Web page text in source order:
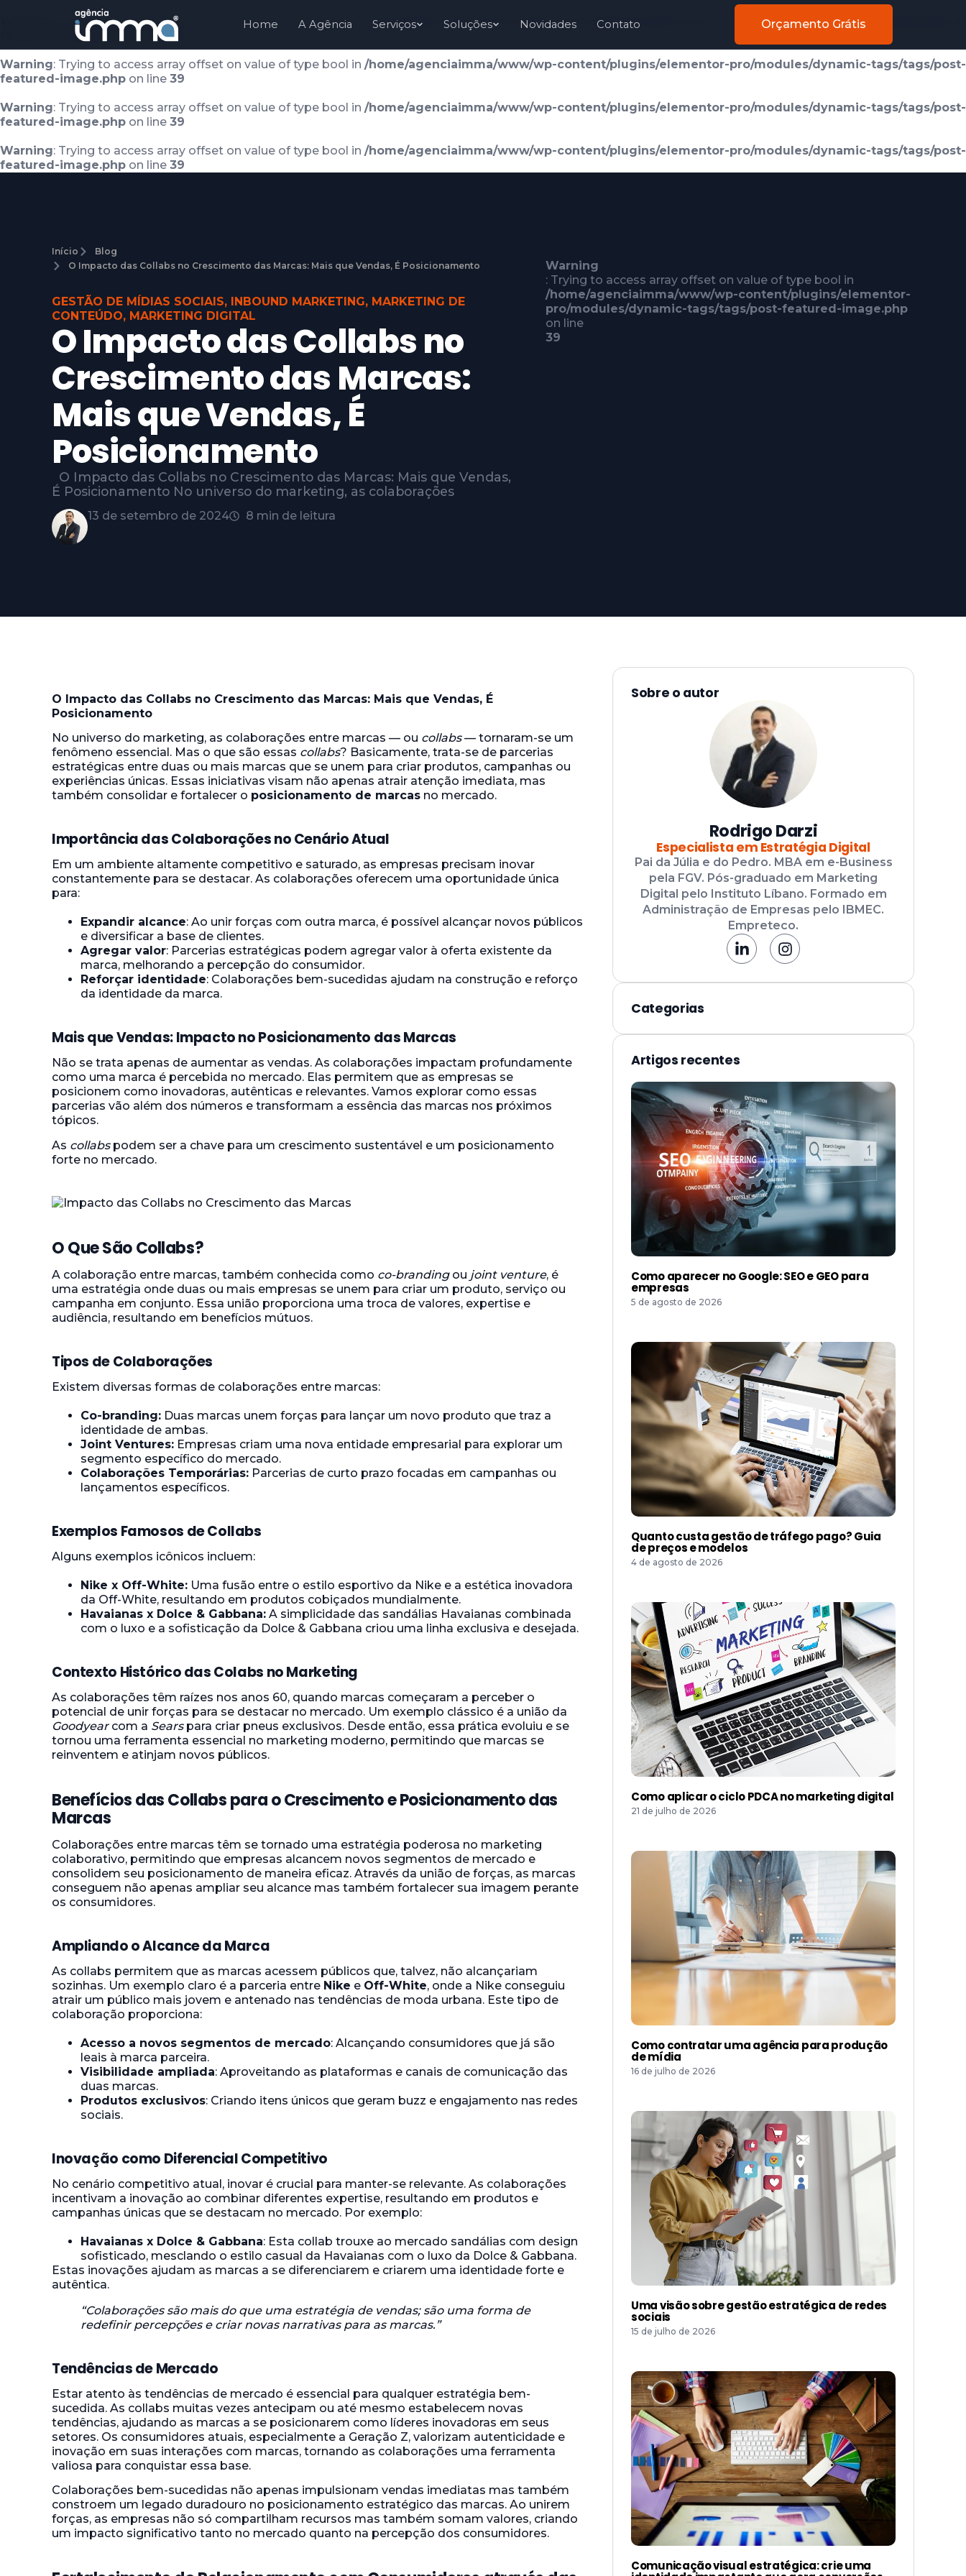
: Trying to access array offset on value of type bool in
/home/agenciaimma/www/wp-content/plugins/elementor-pro/modules/dynamic-tags/tags/post-
featured-image.php
on line39
Warning: Trying to access array offset on value of type bool in /home/agenciaimma/www/wp-content/plugins/elementor-pro/modules/dynamic-tags/tags/post-
featured-image.php on line 39
Warning: Trying to access array offset on value of type bool in /home/agenciaimma/www/wp-content/plugins/elementor-pro/modules/dynamic-tags/tags/post-
featured-image.php on line 39
Warning: Trying to access array offset on value of type bool in /home/agenciaimma/www/wp-content/plugins/elementor-pro/modules/dynamic-tags/tags/post-
featured-image.php on line 39
Home A Agência Serviços Soluções Novidades Contato Orçamento Grátis
Início
Blog
O Impacto das Collabs no Crescimento das Marcas: Mais que Vendas, É Posicionamento
GESTÃO DE MÍDIAS SOCIAIS, INBOUND MARKETING, MARKETING DE
CONTEÚDO, MARKETING DIGITAL
O Impacto das Collabs no
Crescimento das Marcas:
Mais que Vendas, É
Posicionamento
O Impacto das Collabs no Crescimento das Marcas: Mais que Vendas,
É Posicionamento No universo do marketing, as colaborações
13 de setembro de 2024 8 min de leitura
Warning
: Trying to access array offset on value of type bool in
/home/agenciaimma/www/wp-content/plugins/elementor-
pro/modules/dynamic-tags/tags/post-featured-image.php
on line
39
O Impacto das Collabs no Crescimento das Marcas: Mais que Vendas, É
Posicionamento
No universo do marketing, as colaborações entre marcas — ou collabs— tornaram-se um
fenômeno essencial. Mas o que são essas collabs? Basicamente, trata-se de parcerias
estratégicas entre duas ou mais marcas que se unem para criar produtos, campanhas ou
experiências únicas. Essas iniciativas visam não apenas atrair atenção imediata, mas
também consolidar e fortalecer o posicionamento de marcas no mercado.
Importância das Colaborações no Cenário Atual
Em um ambiente altamente competitivo e saturado, as empresas precisam inovar
constantemente para se destacar. As colaborações oferecem uma oportunidade única
para:
Expandir alcance: Ao unir forças com outra marca, é possível alcançar novos públicos
e diversificar a base de clientes.
Agregar valor: Parcerias estratégicas podem agregar valor à oferta existente da
marca, melhorando a percepção do consumidor.
Reforçar identidade: Colaborações bem-sucedidas ajudam na construção e reforço
da identidade da marca.
Mais que Vendas: Impacto no Posicionamento das Marcas
Não se trata apenas de aumentar as vendas. As colaborações impactam profundamente
como uma marca é percebida no mercado. Elas permitem que as empresas se
posicionem como inovadoras, autênticas e relevantes. Vamos explorar como essas
parcerias vão além dos números e transformam a essência das marcas nos próximos
tópicos.
As collabspodem ser a chave para um crescimento sustentável e um posicionamento
forte no mercado.
O Que São Collabs?
A colaboração entre marcas, também conhecida como co-brandingou joint venture, é
uma estratégia onde duas ou mais empresas se unem para criar um produto, serviço ou
campanha em conjunto. Essa união proporciona uma troca de valores, expertise e
audiência, resultando em benefícios mútuos.
Tipos de Colaborações
Existem diversas formas de colaborações entre marcas:
Co-branding: Duas marcas unem forças para lançar um novo produto que traz a
identidade de ambas.
Joint Ventures: Empresas criam uma nova entidade empresarial para explorar um
segmento específico do mercado.
Colaborações Temporárias: Parcerias de curto prazo focadas em campanhas ou
lançamentos específicos.
Exemplos Famosos de Collabs
Alguns exemplos icônicos incluem:
Nike x Off-White: Uma fusão entre o estilo esportivo da Nike e a estética inovadora
da Off-White, resultando em produtos cobiçados mundialmente.
Havaianas x Dolce & Gabbana: A simplicidade das sandálias Havaianas combinada
com o luxo e a sofisticação da Dolce & Gabbana criou uma linha exclusiva e desejada.
Contexto Histórico das Colabs no Marketing
As colaborações têm raízes nos anos 60, quando marcas começaram a perceber o
potencial de unir forças para se destacar no mercado. Um exemplo clássico é a união da
Goodyearcom a Searspara criar pneus exclusivos. Desde então, essa prática evoluiu e se
tornou uma ferramenta essencial no marketing moderno, permitindo que marcas se
reinventem e atinjam novos públicos.
Benefícios das Collabs para o Crescimento e Posicionamento das
Marcas
Colaborações entre marcas têm se tornado uma estratégia poderosa no marketing
colaborativo, permitindo que empresas alcancem novos segmentos de mercado e
consolidem seu posicionamento de maneira eficaz. Através da união de forças, as marcas
conseguem não apenas ampliar seu alcance mas também fortalecer sua imagem perante
os consumidores.
Ampliando o Alcance da Marca
As collabs permitem que as marcas acessem públicos que, talvez, não alcançariam
sozinhas. Um exemplo claro é a parceria entre Nike e Off-White, onde a Nike conseguiu
atrair um público mais jovem e antenado nas tendências de moda urbana. Este tipo de
colaboração proporciona:
Acesso a novos segmentos de mercado: Alcançando consumidores que já são
leais à marca parceira.
Visibilidade ampliada: Aproveitando as plataformas e canais de comunicação das
duas marcas.
Produtos exclusivos: Criando itens únicos que geram buzz e engajamento nas redes
sociais.
Inovação como Diferencial Competitivo
No cenário competitivo atual, inovar é crucial para manter-se relevante. As colaborações
incentivam a inovação ao combinar diferentes expertise, resultando em produtos e
campanhas únicas que se destacam no mercado. Por exemplo:
Havaianas x Dolce & Gabbana: Esta collab trouxe ao mercado sandálias com design
sofisticado, mesclando o estilo casual da Havaianas com o luxo da Dolce & Gabbana.
Estas inovações ajudam as marcas a se diferenciarem e criarem uma identidade forte e
autêntica.
“Colaborações são mais do que uma estratégia de vendas; são uma forma de
redefinir percepções e criar novas narrativas para as marcas.”
Tendências de Mercado
Estar atento às tendências de mercado é essencial para qualquer estratégia bem-
sucedida. As collabs muitas vezes antecipam ou até mesmo estabelecem novas
tendências, ajudando as marcas a se posicionarem como líderes inovadoras em seus
setores. Os consumidores atuais, especialmente a Geração Z, valorizam autenticidade e
inovação em suas interações com marcas, tornando as colaborações uma ferramenta
valiosa para conquistar essa base.
Colaborações bem-sucedidas não apenas impulsionam vendas imediatas mas também
constroem um legado duradouro no posicionamento estratégico das marcas. Ao unirem
forças, as empresas não só compartilham recursos mas também somam valores, criando
um impacto significativo tanto no mercado quanto na percepção dos consumidores.
Sobre o autor
Rodrigo Darzi
Especialista em Estratégia Digital
Pai da Júlia e do Pedro. MBA em e-Business
pela FGV. Pós-graduado em Marketing
Digital pelo Instituto Líbano. Formado em
Administração de Empresas pelo IBMEC.
Empreteco.
Categorias
Artigos recentes
Como aparecer no Google: SEO e GEO para
empresas
5 de agosto de 2026
Quanto custa gestão de tráfego pago? Guia
de preços e modelos
4 de agosto de 2026
Como aplicar o ciclo PDCA no marketing digital
21 de julho de 2026
Como contratar uma agência para produção
de mídia
16 de julho de 2026
Uma visão sobre gestão estratégica de redes
sociais
15 de julho de 2026
Comunicação visual estratégica: crie uma